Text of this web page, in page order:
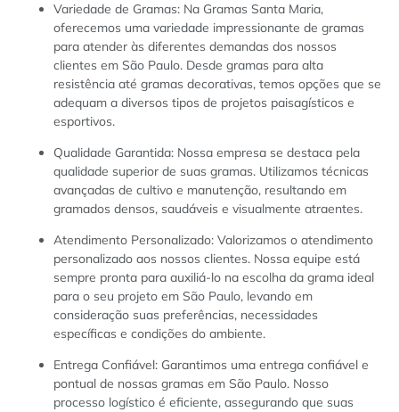
Variedade de Gramas: Na Gramas Santa Maria,
oferecemos uma variedade impressionante de gramas
para atender às diferentes demandas dos nossos
clientes em São Paulo. Desde gramas para alta
resistência até gramas decorativas, temos opções que se
adequam a diversos tipos de projetos paisagísticos e
esportivos.
Qualidade Garantida: Nossa empresa se destaca pela
qualidade superior de suas gramas. Utilizamos técnicas
avançadas de cultivo e manutenção, resultando em
gramados densos, saudáveis e visualmente atraentes.
Atendimento Personalizado: Valorizamos o atendimento
personalizado aos nossos clientes. Nossa equipe está
sempre pronta para auxiliá-lo na escolha da grama ideal
para o seu projeto em São Paulo, levando em
consideração suas preferências, necessidades
específicas e condições do ambiente.
Entrega Confiável: Garantimos uma entrega confiável e
pontual de nossas gramas em São Paulo. Nosso
processo logístico é eficiente, assegurando que suas